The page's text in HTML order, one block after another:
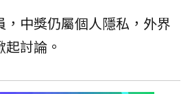
中獎仍屬個人隱私，外界
討論。